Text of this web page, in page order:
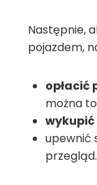
Następnie,
pojazdem,
opłacić
można
wykupić
upewnić
przegląd.